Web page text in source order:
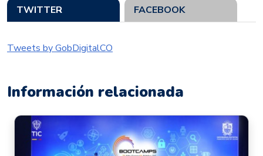
TWITTER FACEBOOK
Tweets by GobDigitalCO
Información relacionada